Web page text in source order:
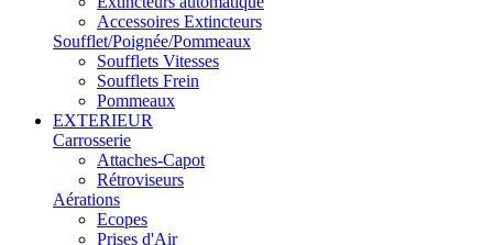
Accessoires Extincteurs
Soufflet/Poignée/Pommeaux
Soufflets Vitesses
Soufflets Frein
Pommeaux
EXTERIEUR
Carrosserie
Attaches-Capot
Rétroviseurs
Aérations
Ecopes
Prises d'Air